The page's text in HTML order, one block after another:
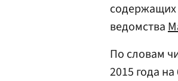
ведомства
По словам
2015 года